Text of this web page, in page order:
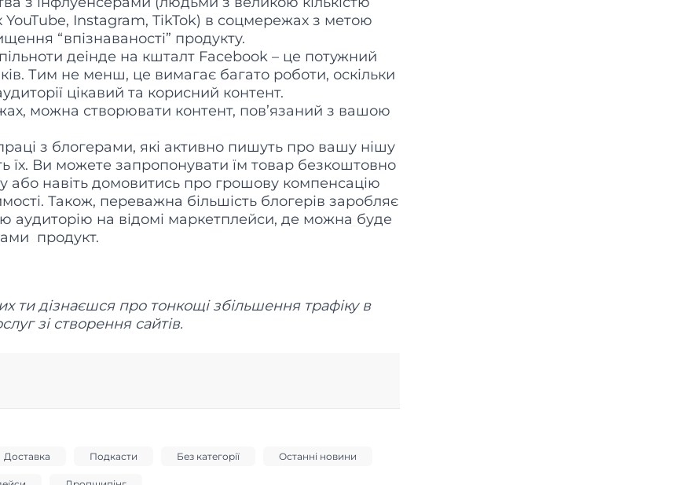
YouTube, Instagram, TikTok) в соцмережах з метою
“впізнаваності” продукту.
деінде на кшталт Facebook – це потужний
Тим не менш, це вимагає багато роботи, оскільки
цікавий та корисний контент.
можна створювати контент, пов’язаний з вашою
з блогерами, які активно пишуть про вашу нішу
їх. Ви можете запропонувати їм товар безкоштовно
або навіть домовитись про грошову компенсацію
Також, переважна більшість блогерів заробляє
аудиторію на відомі маркетплейси, де можна буде
продукт.
ти дізнаєшся про тонкощі збільшення трафіку в
зі створення сайтів.
Доставка Подкасти Без категорії Останні новини